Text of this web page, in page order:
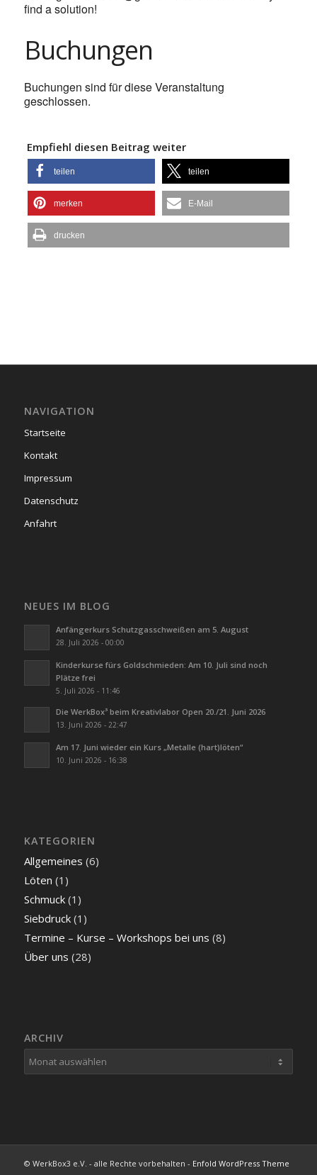
find a solution!
Buchungen
Buchungen sind für diese Veranstaltung
geschlossen.
Empfiehl diesen Beitrag weiter
teilen teilen
merken E-Mail
drucken
NAVIGATION
Startseite
Kontakt
Impressum
Datenschutz
Anfahrt
NEUES IM BLOG
Anfängerkurs Schutzgasschweißen am 5. August
28. Juli 2026 - 00:00
Kinderkurse fürs Goldschmieden: Am 10. Juli sind noch
Plätze frei
5. Juli 2026 - 11:46
Die WerkBox³ beim Kreativlabor Open 20./21. Juni 2026
13. Juni 2026 - 22:47
Am 17. Juni wieder ein Kurs „Metalle (hart)löten“
10. Juni 2026 - 16:38
KATEGORIEN
Allgemeines (6)
Löten (1)
Schmuck(1)
Siebdruck(1)
Termine – Kurse – Workshops bei uns (8)
Über uns (28)
ARCHIV
© WerkBox3 e.V. - alle Rechte vorbehalten - Enfold WordPress Theme